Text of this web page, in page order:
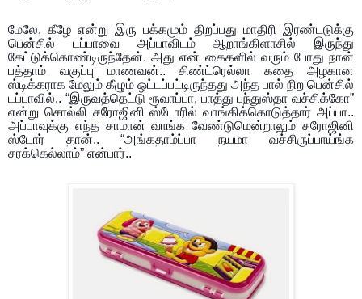
மேலே, கீழே என்று இரு பக்கமும் திறப்பது மாதிரி இரண்டடுக்கு
பென்சில் டப்பாவை அப்பாவிடம் ஆறாங்கிளாசில் இருந்து
கேட்டுக்கொண்டிருந்தேன். அது என் கைகளில் வரும் போது நான்
பத்தாம் வகுப்பு மாணவன்.. சிண்ட்ரெல்லா கதை அழகான
ஸ்டிக்கராக மேலும் கீழும் ஒட்டப்பட்டிருந்தது அந்த பால் நிற பென்சில்
டப்பாவில்.. “இருவத்தெட்டு ரூவாப்பா, பாத்து பந்துஸ்தா வச்சிக்கோ”
என்று சொல்லி சரோஜினி ஸ்டோரில் வாங்கிக்கொடுத்தார் அப்பா..
அப்பாவுக்கு எந்த சாமான் வாங்க வேண்டுமென்றாலும் சரோஜினி
ஸ்டோர் தான்.. “அங்கதாம்ப்பா நயமா வச்சிருப்பாய்ங்க
சரக்கெல்லாம்” என்பார்..